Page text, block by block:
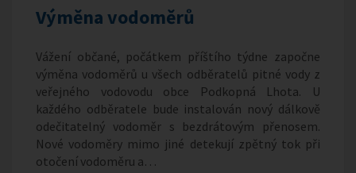
Výměna vodoměrů
Vážení občané, počátkem příštího týdne započne
výměna vodoměrů u všech odběratelů pitné vody z
veřejného vodovodu obce Podkopná Lhota. U
každého odběratele bude instalován nový dálkově
odečitatelný vodoměr s bezdrátovým přenosem.
Nové vodoměry mimo jiné detekují zpětný tok při
otočení vodoměru a…